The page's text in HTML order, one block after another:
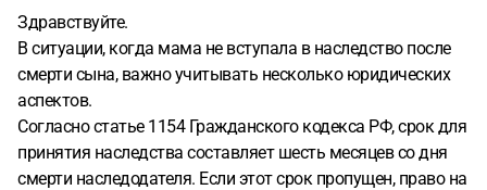
Здравствуйте.
В ситуации, когда мама не вступала в наследство после
смерти сына, важно учитывать несколько юридических
аспектов.
Согласно статье 1154 Гражданского кодекса РФ, срок для
принятия наследства составляет шесть месяцев со дня
смерти наследодателя. Если этот срок пропущен, право на